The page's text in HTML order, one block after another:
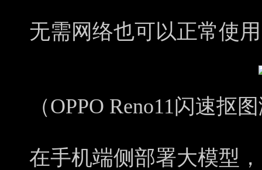
无需网络也可以正常使
（OPPO Reno11闪速抠
在手机端侧部署大模型